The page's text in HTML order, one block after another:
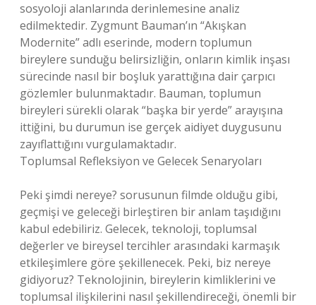
sosyoloji alanlarında derinlemesine analiz
edilmektedir. Zygmunt Bauman’ın “Akışkan
Modernite” adlı eserinde, modern toplumun
bireylere sunduğu belirsizliğin, onların kimlik inşası
sürecinde nasıl bir boşluk yarattığına dair çarpıcı
gözlemler bulunmaktadır. Bauman, toplumun
bireyleri sürekli olarak “başka bir yerde” arayışına
ittiğini, bu durumun ise gerçek aidiyet duygusunu
zayıflattığını vurgulamaktadır.
Toplumsal Refleksiyon ve Gelecek Senaryoları
Peki şimdi nereye? sorusunun filmde olduğu gibi,
geçmişi ve geleceği birleştiren bir anlam taşıdığını
kabul edebiliriz. Gelecek, teknoloji, toplumsal
değerler ve bireysel tercihler arasındaki karmaşık
etkileşimlere göre şekillenecek. Peki, biz nereye
gidiyoruz? Teknolojinin, bireylerin kimliklerini ve
toplumsal ilişkilerini nasıl şekillendireceği, önemli bir